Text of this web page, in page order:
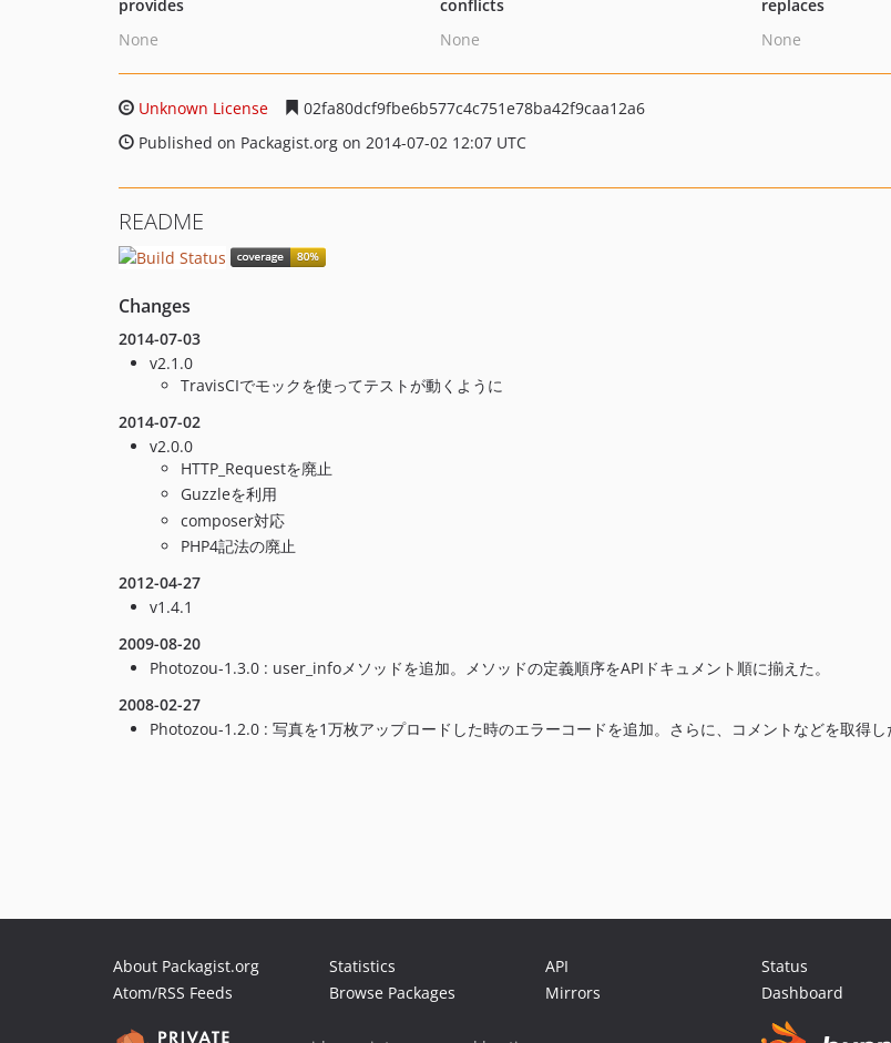
provides
None
conflicts
None
replaces
None
Unknown License
02fa80dcf9fbe6b577c4c751e78ba42f9caa12a6
Published on Packagist.org on 2014-07-02 12:07 UTC
README
Changes
2014-07-03
v2.1.0
TravisCIでモックを使ってテストが動くように
2014-07-02
v2.0.0
HTTP_Requestを廃止
Guzzleを利用
composer対応
PHP4記法の廃止
2012-04-27
v1.4.1
2009-08-20
Photozou-1.3.0 : user_infoメソッドを追加。メソッドの定義順序をAPIドキュメント順に揃えた。
2008-02-27
Photozou-1.2.0 : 写真を1万枚アップロードした時のエラーコードを追加。さらに、コメントなどを取得
About Packagist.org
Atom/RSS Feeds
Statistics
Browse Packages
API
Mirrors
Status
Dashboard